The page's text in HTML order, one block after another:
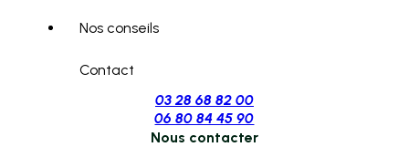
Nos conseils
Contact
03 28 68 82 00
06 80 84 45 90
Nous contacter